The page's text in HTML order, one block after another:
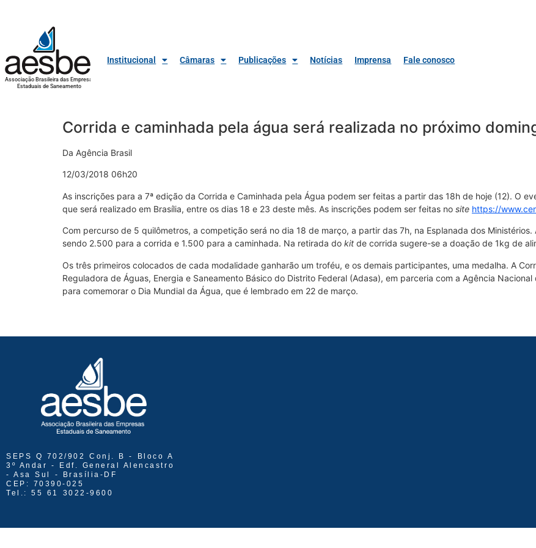
Associação Brasileira das Empresas
Estaduais de Saneamento
Institucional Câmaras Publicações Notícias Imprensa Fale conosco
Corrida e caminhada pela água será realizada no próximo
Da Agência Brasil
12/03/2018 06h20
As inscrições para a 7ª edição da Corrida e Caminhada pela Água podem ser feitas a partir das 18h de hoje (12). O
que será realizado em Brasília, entre os dias 18 e 23 deste mês. As inscrições podem ser feitas no site https://
Com percurso de 5 quilômetros, a competição será no dia 18 de março, a partir das 7h, na Esplanada dos
sendo 2.500 para a corrida e 1.500 para a caminhada. Na retirada do kit de corrida sugere-se a doação de 1kg de
Os três primeiros colocados de cada modalidade ganharão um troféu, e os demais participantes, uma medalha. A
Reguladora de Águas, Energia e Saneamento Básico do Distrito Federal (Adasa), em parceria com a Agência
para comemorar o Dia Mundial da Água, que é lembrado em 22 de março.
SEPS Q 702/902 Conj. B - Bloco A
3º Andar - Edf. General Alencastro
- Asa Sul - Brasília-DF
CEP: 70390-025
Tel.: 55 61 3022-9600